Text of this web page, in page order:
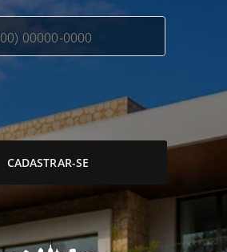
CADASTRAR-SE